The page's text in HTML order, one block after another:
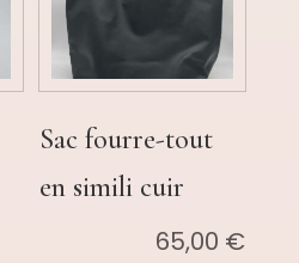
Sac fourre-tout
en simili cuir
65,00 €